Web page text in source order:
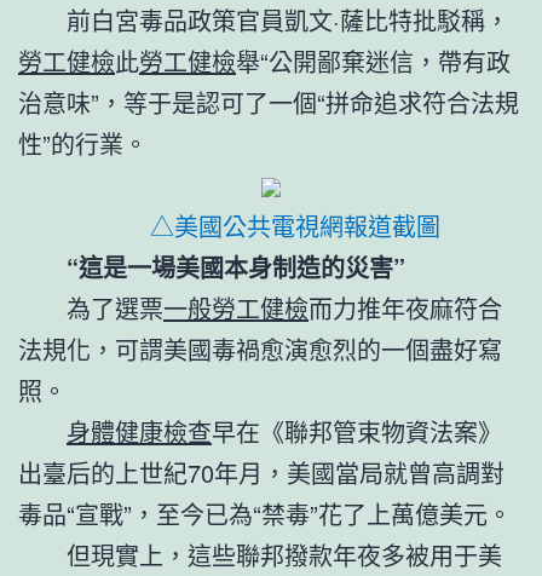
前白宮毒品政策官員凱文·薩比特批駁稱，
勞工健檢此勞工健檢舉“公開鄙棄迷信，帶有政
治意味”，等于是認可了一個“拼命追求符合法規
性”的行業。
△美國公共電視網報道截圖
“這是一場美國本身制造的災害”
為了選票一般勞工健檢而力推年夜麻符合
法規化，可謂美國毒禍愈演愈烈的一個盡好寫
照。
身體健康檢查早在《聯邦管束物資法案》
出臺后的上世紀70年月，美國當局就曾高調對
毒品“宣戰”，至今已為“禁毒”花了上萬億美元。
但現實上，這些聯邦撥款年夜多被用于美